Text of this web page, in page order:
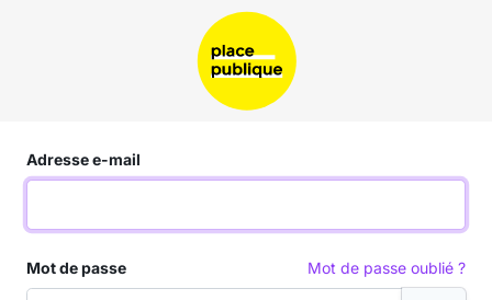
Adresse e-mail
Mot de passe Mot de passe oublié ?